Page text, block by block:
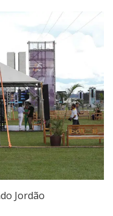
Jordão